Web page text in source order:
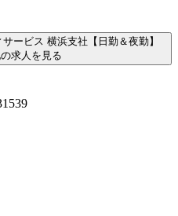
ービス 横浜支社【日勤＆夜勤】
求人を見る